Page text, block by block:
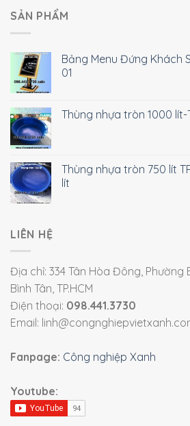
SẢN PHẨM
Bảng Menu Đứng Khách
01
Thùng nhựa tròn 1000
Thùng nhựa tròn 750 lít
lít
LIÊN HỆ
Địa chỉ: 334 Tân Hòa Đông, Phường
Bình Tân, TP.HCM
Điện thoại: 098.441.3730
Email:
Fanpage: Công nghiệp Xanh
Youtube: